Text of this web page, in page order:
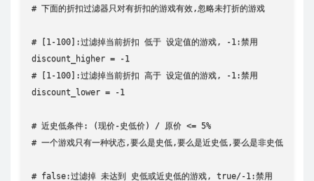
# 下面的折扣过滤器只对有折扣的游戏有效,忽略未打折的游戏
# [1-100]:过滤掉当前折扣 低于 设定值的游戏, -1:禁用
discount_higher = -1
# [1-100]:过滤掉当前折扣 高于 设定值的游戏, -1:禁用
discount_lower = -1
# 近史低条件: (现价-史低价) / 原价 <= 5%
# 一个游戏只有一种状态,要么是史低,要么是近史低,要么是非史低
# false:过滤掉 未达到 史低或近史低的游戏, true/-1:禁用